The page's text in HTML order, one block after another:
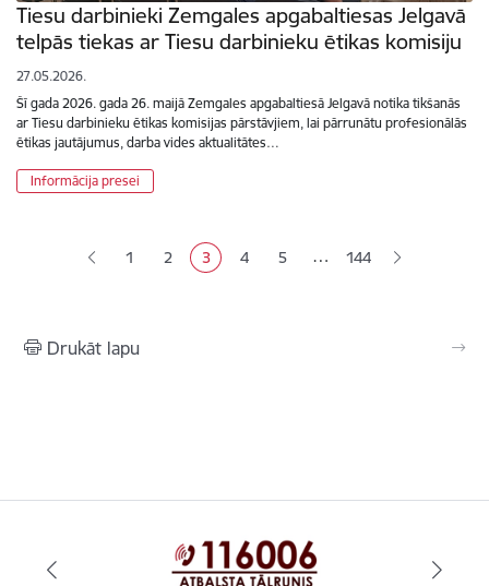
Tiesu darbinieki Zemgales apgabaltiesas Jelgavā
telpās tiekas ar Tiesu darbinieku ētikas komisiju
27.05.2026.
Šī gada 2026. gada 26. maijā Zemgales apgabaltiesā Jelgavā notika tikšanās
ar Tiesu darbinieku ētikas komisijas pārstāvjiem, lai pārrunātu profesionālās
ētikas jautājumus, darba vides aktualitātes…
Informācija presei
Lapa
1 Lapa
2 Pašreizējā lapa
3 Lapa
4 Lapa
5 … 144
Drukāt lapu